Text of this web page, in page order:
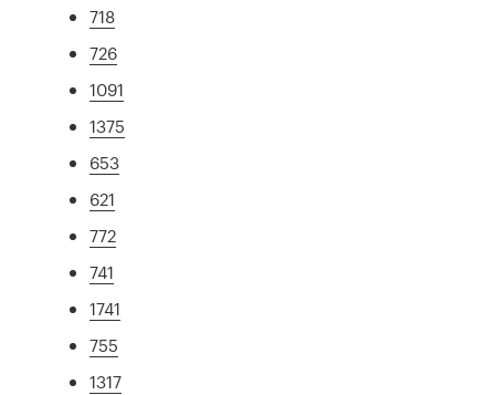
718
726
1091
1375
653
621
772
741
1741
755
1317